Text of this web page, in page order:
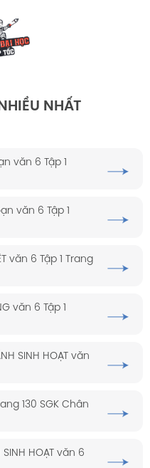
NHẤT
văn 6 Tập 1
văn 6 Tập 1
văn 6 Tập 1 Trang
văn 6 Tập 1
SINH HOẠT văn
130 SGK Chân
SINH HOẠT văn 6